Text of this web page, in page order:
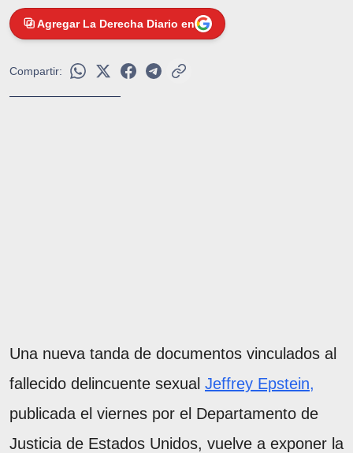
Agregar La Derecha Diario en
Compartir:
Una nueva tanda de documentos vinculados al
fallecido delincuente sexual Jeffrey Epstein,
publicada el viernes por el Departamento de
Justicia de Estados Unidos, vuelve a exponer la